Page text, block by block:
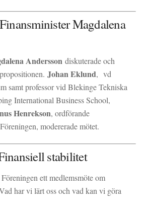
Magdalena
Anderssondiskuterade och
Johan Eklund, vd
samt professor vid Blekinge Tekniska
International Business School,
Henrekson, ordförande
modererade mötet.
stabilitet
ett medlemsmöte om
har vi lärt oss och vad kan vi göra